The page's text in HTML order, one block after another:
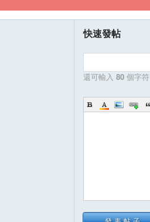
快速發帖
還可輸入 80 個字符